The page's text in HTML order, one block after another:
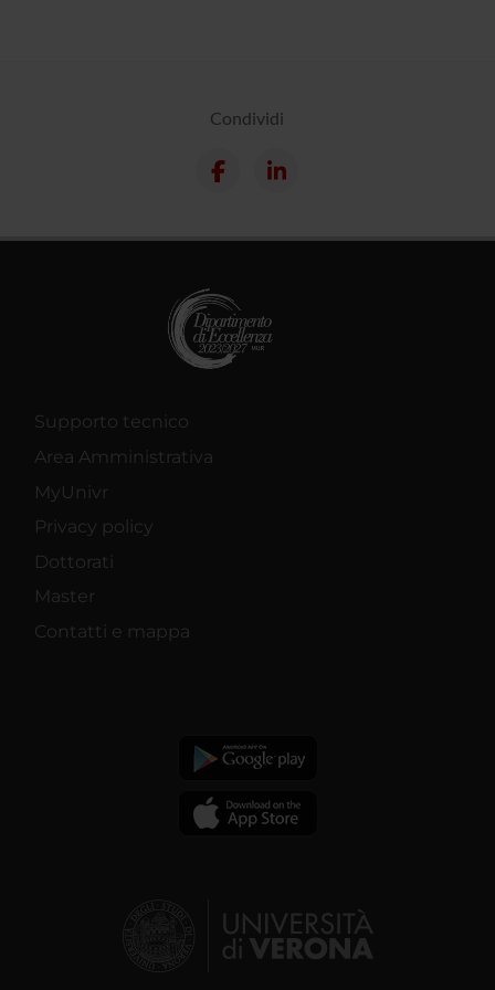
Condividi
Supporto tecnico
Area Amministrativa
MyUnivr
Privacy policy
Dottorati
Master
Contatti e mappa